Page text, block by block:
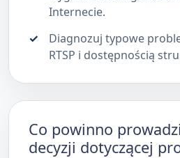
Internecie.
Diagnozuj typowe
RTSP i dostępnością
Co powinno
decyzji dotyczącej